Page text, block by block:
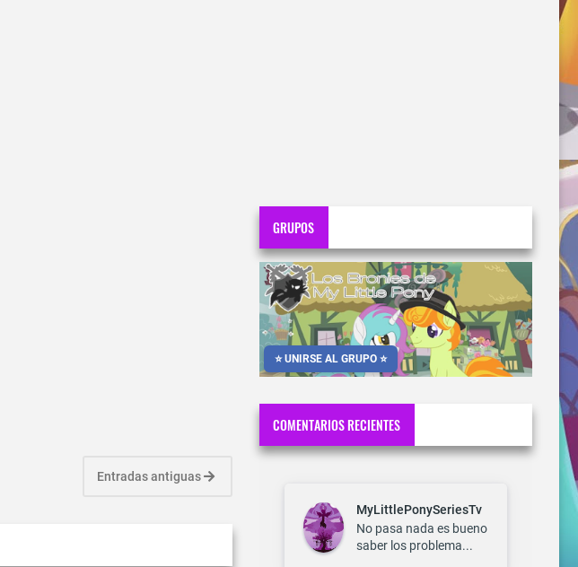
Entradas antiguas
GRUPOS
⭐ UNIRSE AL GRUPO ⭐
COMENTARIOS RECIENTES
MyLittlePonySeriesTv
No pasa nada es bueno
saber los problema...